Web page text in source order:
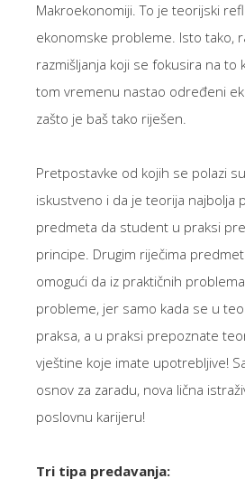
Makroekonomiji. To je teorijski
ekonomske probleme. Isto tako,
razmišljanja koji se fokusira na to
tom vremenu nastao određeni
zašto je baš tako riješen.
Pretpostavke od kojih se polazi
iskustveno i da je teorija najbolja
predmeta da student u praksi
principe. Drugim riječima
omogući da iz praktičnih
probleme, jer samo kada se u
praksa, a u praksi prepoznate
vještine koje imate upotrebljive!
osnov za zaradu, nova lična
poslovnu karijeru!
Tri tipa predavanja: